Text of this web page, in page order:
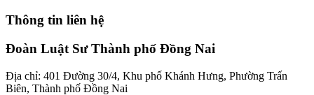
Thông tin liên hệ
Đoàn Luật Sư Thành phố Đồng Nai
Địa chỉ: 401 Đường 30/4, Khu phố Khánh Hưng, Phường Trấn
Biên, Thành phố Đồng Nai